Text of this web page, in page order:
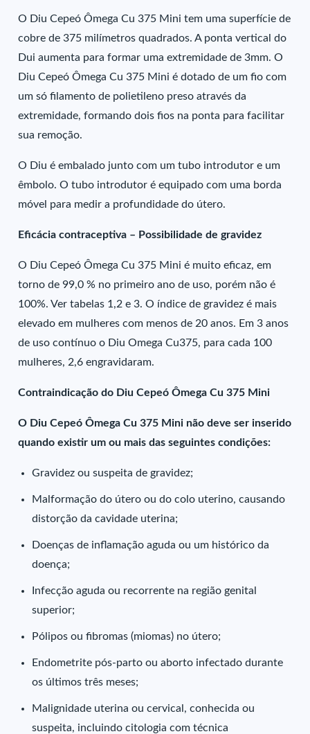
O Diu Cepeó Ômega Cu 375 Mini tem uma superfície de
cobre de 375 milímetros quadrados. A ponta vertical do
Dui aumenta para formar uma extremidade de 3mm. O
Diu Cepeó Ômega Cu 375 Mini é dotado de um fio com
um só filamento de polietileno preso através da
extremidade, formando dois fios na ponta para facilitar
sua remoção.
O Diu é embalado junto com um tubo introdutor e um
êmbolo. O tubo introdutor é equipado com uma borda
móvel para medir a profundidade do útero.
Eficácia contraceptiva – Possibilidade de gravidez
O Diu Cepeó Ômega Cu 375 Mini é muito eficaz, em
torno de 99,0 % no primeiro ano de uso, porém não é
100%. Ver tabelas 1,2 e 3. O índice de gravidez é mais
elevado em mulheres com menos de 20 anos. Em 3 anos
de uso contínuo o Diu Omega Cu375, para cada 100
mulheres, 2,6 engravidaram.
Contraindicação do Diu Cepeó Ômega Cu 375 Mini
O Diu Cepeó Ômega Cu 375 Mini não deve ser inserido
quando existir um ou mais das seguintes condições:
Gravidez ou suspeita de gravidez;
Malformação do útero ou do colo uterino, causando
distorção da cavidade uterina;
Doenças de inflamação aguda ou um histórico da
doença;
Infecção aguda ou recorrente na região genital
superior;
Pólipos ou fibromas (miomas) no útero;
Endometrite pós-parto ou aborto infectado durante
os últimos três meses;
Malignidade uterina ou cervical, conhecida ou
suspeita, incluindo citologia com técnica